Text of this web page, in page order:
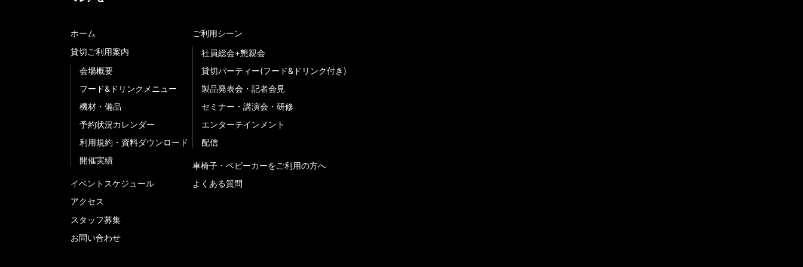
ホーム
貸切ご利用案内
会場概要
フード&ドリンクメニュー
機材・備品
予約状況カレンダー
利用規約・資料ダウンロード
開催実績
イベントスケジュール
アクセス
スタッフ募集
お問い合わせ
ご利用シーン
社員総会+懇親会
貸切パーティー(フード&ドリンク付き)
製品発表会・記者会見
セミナー・講演会・研修
エンターテインメント
配信
車椅子・ベビーカーをご利用の方へ
よくある質問